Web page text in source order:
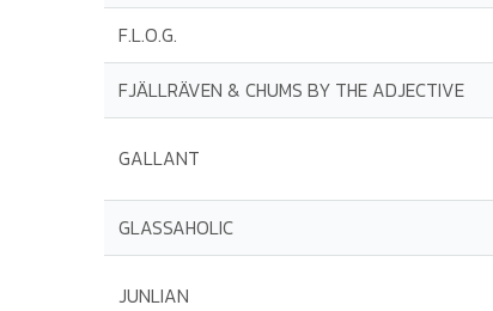
F.L.O.G.
FJÄLLRÄVEN & CHUMS BY THE ADJECTIVE
GALLANT
GLASSAHOLIC
JUNLIAN